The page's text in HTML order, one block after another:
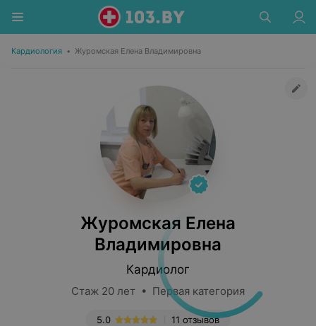
Кардиология • Журомская Елена Владимировна
Журомская Елена
Владимировна
Кардиолог
Стаж 20 лет • Первая категория
11 отзывов
5.0